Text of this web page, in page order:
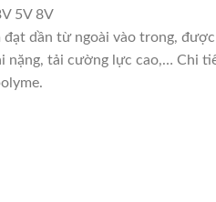
5V 8V
dần từ ngoài vào trong,
nặng, tải cường lực cao,… Chi